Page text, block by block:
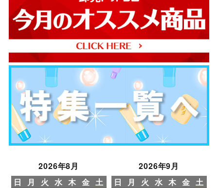
2026年8月
日
月 火 水 木 金 土
2026年9月
日
月 火 水 木 金 土